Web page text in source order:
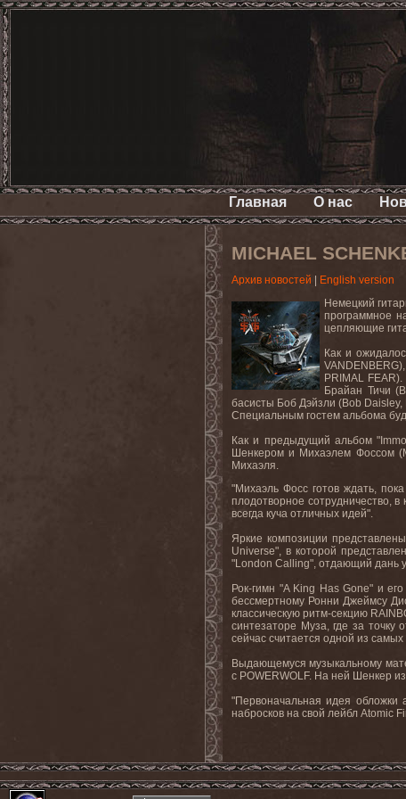
Главная О нас
MICHAEL
Архив новостей
English version
Немецкий
программное
цепляющие
Как и
VANDENBERG
PRIMAL FEAR).
Брайан Тичи (
басисты Боб Дэйзли (Bob Daisley,
Специальным гостем альбома
Как и предыдущий альбом "
Шенкером и Михаэлем Фоссом (
Михаэля.
"Михаэль Фосс готов ждать,
плодотворное сотрудничество,
всегда куча отличных идей".
Яркие композиции
Universe", в которой
"London Calling", отдающий дань
Рок-гимн "A King Has Gone" и
бессмертному Ронни Джеймсу
классическую ритм-секцию
синтезаторе Муза, где за точку
сейчас считается одной из
Выдающемуся музыкальному
с POWERWOLF. На ней Шенкер
"Первоначальная идея обложки
набросков на свой лейбл Atomic